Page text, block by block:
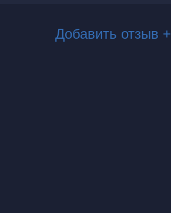
Добавить отзыв +